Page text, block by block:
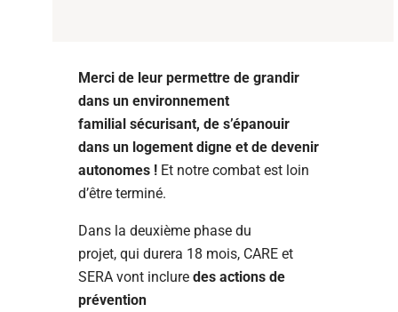
Merci de leur permettre de grandir
dans un environnement
familial sécurisant, de s’épanouir
dans un logement digne et de devenir
autonomes ! Et notre combat est loin
d’être terminé.
Dans la deuxième phase du
projet, qui durera 18 mois, CARE et
SERA vont inclure des actions de
prévention